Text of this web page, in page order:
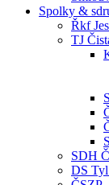
Spolky &
Řkf
TJ
SDH
DS